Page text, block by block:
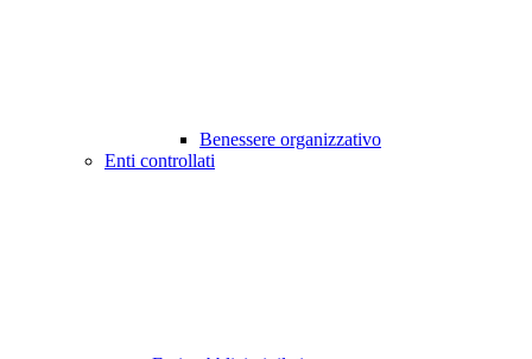
Benessere organizzativo
Enti controllati